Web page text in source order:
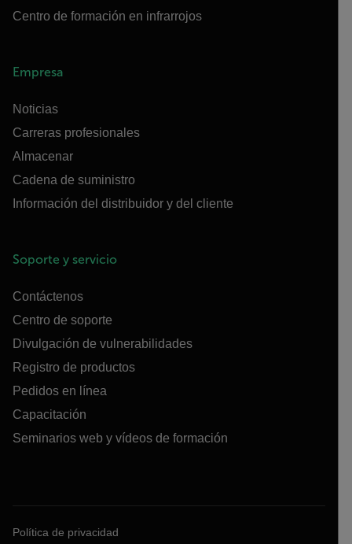
Centro de formación en infrarrojos
Empresa
Noticias
Carreras profesionales
Almacenar
Cadena de suministro
Información del distribuidor y del cliente
Soporte y servicio
Contáctenos
Centro de soporte
Divulgación de vulnerabilidades
Registro de productos
Pedidos en línea
Capacitación
Seminarios web y vídeos de formación
Política de privacidad